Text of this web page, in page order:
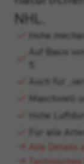
NHL.
Hohe
Auf Basis
Auch für
Maschinell
Hohe
Für alle
Alle Details